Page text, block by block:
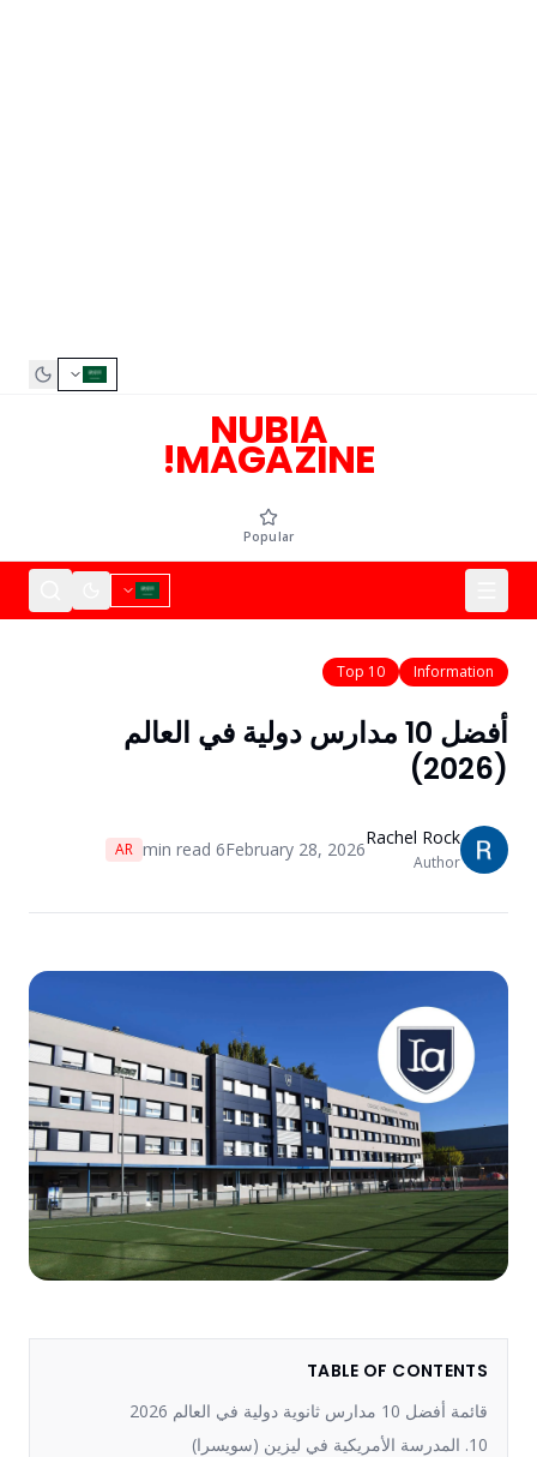
NUBIA
MAGAZINE!
Popular
Information
Top 10
أفضل 10 مدارس دولية في العالم
(2026)
Rachel Rock
Author
February 28, 2026
6
AR
TABLE OF CONTENTS
قائمة أفضل 10 مدارس ثانوية دولية في العالم 2026
10. المدرسة الأمريكية في ليزين (سويسرا)